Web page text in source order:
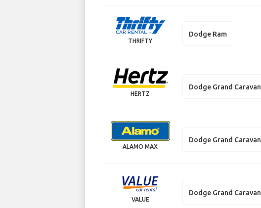
THRIFTY
Dodge Ram
HERTZ
Dodge Grand Caravan
ALAMO MAX
Dodge Grand Caravan
VALUE
Dodge Grand Caravan